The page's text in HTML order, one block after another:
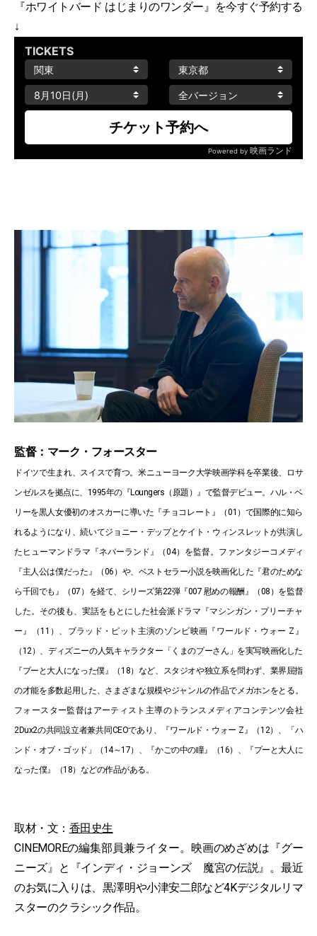
『ホワイトバード はじまりのワンダー』を今すぐ予約する
↓
監督：マーク・フォースター
ドイツで生まれ、スイスで育つ。米ニューヨーク大学映画学科を卒業後、ロサ
ンゼルスを拠点に、1995年の『Loungers（原題）』で監督デビュー。ハル・ベ
リーを黒人女優初のオスカーに導いた『チョコレート』（01）で国際的に知ら
れるようになり、続いてジョニー・デップとケイト・ウィンスレットが共演し
たヒューマンドラマ『ネバーランド』（04）を監督。ファンタジーコメディ
『主人公は僕だった』（06）や、ベストセラー小説を映画化した『君のためな
ら千回でも』（07）を経て、シリーズ第22弾『007 慰めの報酬』（08）を監督
した。その後も、実話をもとにした社会派ドラマ『マシンガン・プリーチャ
ー』（11）、ブラッド・ピット主演のゾンビ映画『ワールド・ウォー Z』
（12）、ディズニーの人気キャラクター「くまのプーさん」を実写映画化した
『プーと大人になった僕』（18）など、スタジオや独立系を問わず、業界屈指
の才能を多数起用した、さまざまな規模やジャンルの作品でメガホンをとる。
フォースター監督はアーティスト主導のトランスメディアコンテンツ会社
2Dux2の共同設立者兼共同CEOであり、『ワールド・ウォー Z』（12）、「ハ
ンド・オブ・ゴッド」（14～17）、『かごの中の瞳』（16）、『プーと大人に
なった僕』（18）などの作品がある。
取材・文： 香田史生
CINEMOREの編集部員兼ライター。映画のめざめは『グー
ニーズ』と『インディ・ジョーンズ 魔宮の伝説』。最近
のお気に入りは、黒澤明や小津安二郎など4Kデジタルリマ
スターのクラシック作品。